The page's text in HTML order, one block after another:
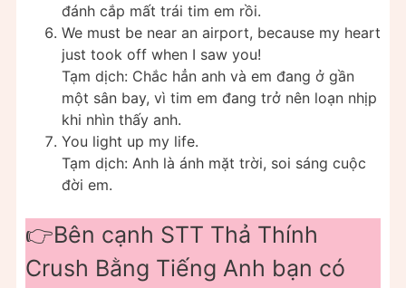
đánh cắp mất trái tim em rồi.
We must be near an airport, because my heart
just took off when I saw you!
Tạm dịch: Chắc hẳn anh và em đang ở gần
một sân bay, vì tim em đang trở nên loạn nhịp
khi nhìn thấy anh.
You light up my life.
Tạm dịch: Anh là ánh mặt trời, soi sáng cuộc
đời em.
👉Bên cạnh STT Thả Thính
Crush Bằng Tiếng Anh bạn có